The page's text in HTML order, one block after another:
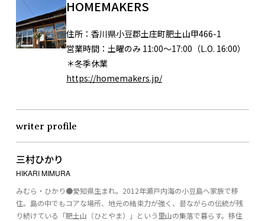
HOMEMAKERS
住所： 香川県小豆郡土庄町肥土山甲466-1
営業時間： 土曜のみ 11:00～17:00（L.O. 16:00）
＊冬季休業
https://homemakers.jp/
writer profile
三村ひかり
HIKARI MIMURA
みむら・ひかり●愛知県生まれ。2012年瀬戸内海の小豆島へ家族で移
住。島の中でもコアな場所、地元の結束力が強く、昔ながらの伝統が残
り続けている「肥土山（ひとやま）」という里山の集落で暮らす。移住